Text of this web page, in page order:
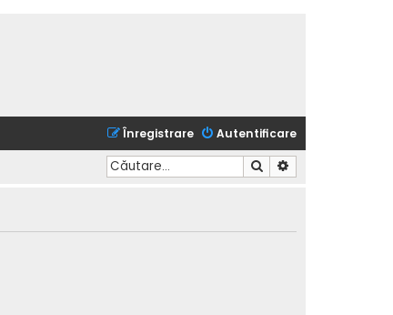
Autentificare
Înregistrare
Căutare